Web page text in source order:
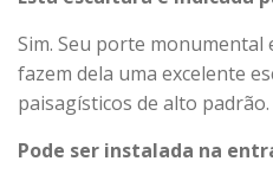
Sim. Seu porte monumental
fazem dela uma excelente
paisagísticos de alto padrão.
Pode ser instalada na